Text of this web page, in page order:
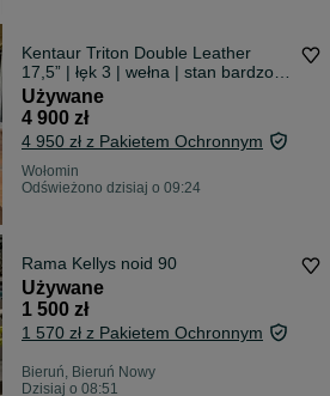
Kentaur Triton Double Leather
17,5” | łęk 3 | wełna | stan bardzo
dobry
Używane
4 900 zł
4 950 zł z Pakietem Ochronnym
Wołomin
Odświeżono dzisiaj o 09:24
Rama Kellys noid 90
Używane
1 500 zł
1 570 zł z Pakietem Ochronnym
Bieruń, Bieruń Nowy
Dzisiaj o 08:51